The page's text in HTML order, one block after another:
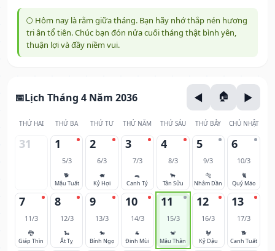
🌕 Hôm nay là rằm giữa tháng. Bạn hãy nhớ thắp nén hương
tri ân tổ tiên. Chúc bạn đón nửa cuối tháng thật bình yên,
thuận lợi và đầy niềm vui.
Lịch Tháng 4 Năm 2036
THỨ HAI THỨ BA THỨ TƯ THỨ NĂM THỨ SÁU THỨ BẢY CHỦ NHẬT
31 1
5/3
🐕
Mậu Tuất
2
6/3
🐖
Kỷ Hợi
3
7/3
🐀
Canh Tý
4
8/3
🐂
Tân Sửu
5
9/3
🐅
Nhâm Dần
6
10/3
🐈
Quý Mão
7
11/3
🐉
Giáp Thìn
8
12/3
🐍
Ất Tỵ
9
13/3
🐎
Bính Ngọ
10
14/3
🐐
Đinh Mùi
11
15/3
🐒
Mậu Thân
12
16/3
🐓
Kỷ Dậu
13
17/3
🐕
Canh Tuất